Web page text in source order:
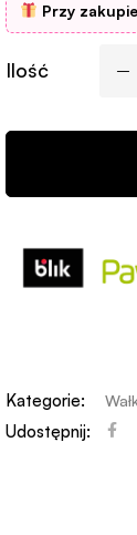
Przy
Ilość
Kategorie:
Udostępnij: